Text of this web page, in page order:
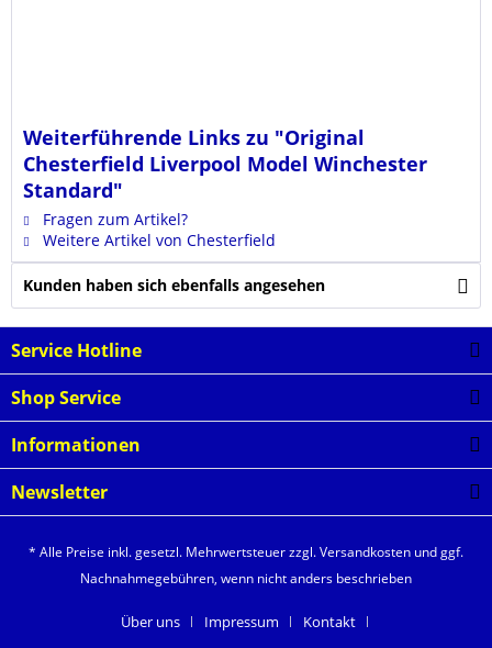
Weiterführende Links zu "Original
Chesterfield Liverpool Model Winchester
Standard"
Fragen zum Artikel?
Weitere Artikel von Chesterfield
Kunden haben sich ebenfalls angesehen
Service Hotline
Shop Service
Informationen
Newsletter
* Alle Preise inkl. gesetzl. Mehrwertsteuer zzgl.Versandkosten und ggf.
Nachnahmegebühren, wenn nicht anders beschrieben
Über uns Impressum
Kontakt